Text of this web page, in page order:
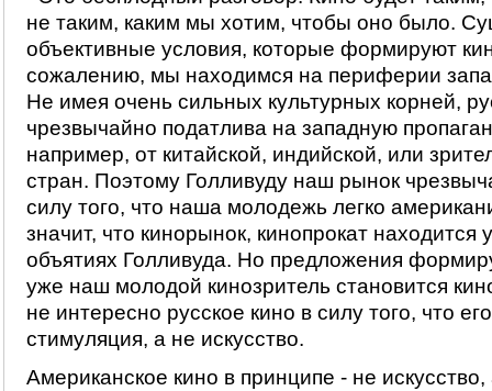
не таким, каким мы хотим, чтобы оно было.
объективные условия, которые формируют
сожалению, мы находимся на периферии
Не имея очень сильных культурных корней,
чрезвычайно податлива на западную
например, от китайской, индийской, или
стран. Поэтому Голливуду наш рынок
силу того, что наша молодежь легко
значит, что кинорынок, кинопрокат находится
объятиях Голливуда. Но предложения
уже наш молодой кинозритель становится
не интересно русское кино в силу того, что
стимуляция, а не искусство.
Американское кино в принципе - не